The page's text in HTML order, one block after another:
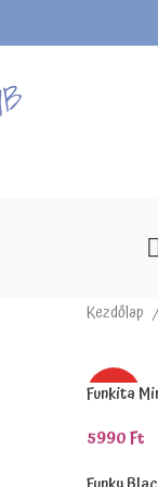
Kezdőlap
HOT
Funkita
5990Ft